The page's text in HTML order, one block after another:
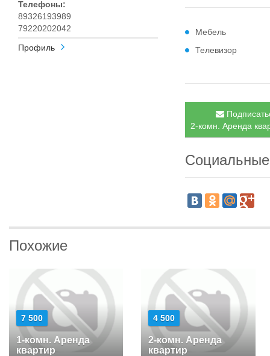
Телефоны:
89326193989
79220202042
Профиль
Мебель
Телевизор
2-комн. Аренда
Похожие
7 500
1-комн. Аренда
квартир
4 500
2-комн. Аренда
квартир